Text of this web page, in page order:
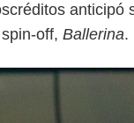
anticipó
off, Ballerina.